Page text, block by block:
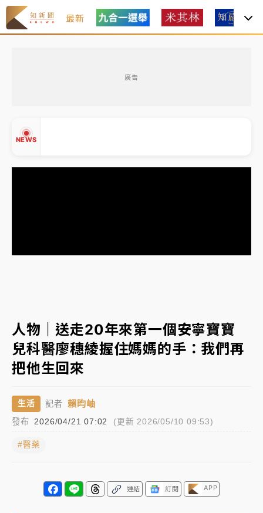
最新
廣告
NEWS
有片｜
連根拔起
中颱白海豚風雨來了！中部以北防豪雨 今晚、明天影
連根拔起
中颱白海豚風雨來了！中部以北防豪雨 今晚、明天影
響最劇烈
白海豚逼近！北市水門只出不進 未移置車輛最高罰
4800＋拖吊費
人物｜送走20年來第一個安寧寶寶
兒科醫廖穗綾握住媽媽的手：我們再
把他生回來
生活 記者 賴昀岫
發布 2026/04/21 07:02 (更新 2026/05/10 09:53)
#醫藥
連結 訂閱 APP